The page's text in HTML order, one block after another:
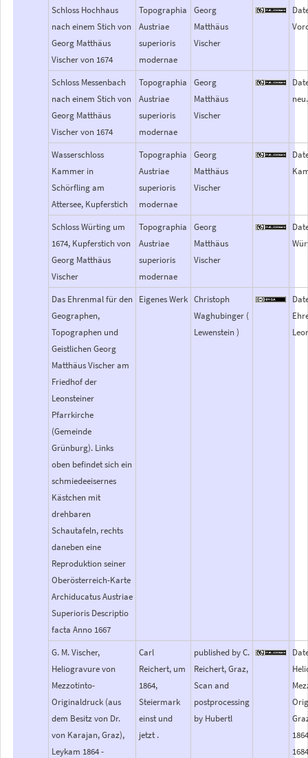
Schloss Hochhaus
nach einem Stich von
Georg Matthäus
Vischer von 1674
Topographia
Austriae
superioris
modernae
Georg
Matthäus
Vischer
Schloss Messenbach
nach einem Stich von
Georg Matthäus
Vischer von 1674
Topographia
Austriae
superioris
modernae
Georg
Matthäus
Vischer
Wasserschloss
Kammer in
Schörfling am
Attersee, Kupferstich
Topographia
Austriae
superioris
modernae
Georg
Matthäus
Vischer
Schloss Würting um
1674, Kupferstich von
Georg Matthäus
Vischer
Topographia
Austriae
superioris
modernae
Georg
Matthäus
Vischer
Das Ehrenmal für den
Geographen,
Topographen und
Geistlichen Georg
Matthäus Vischer am
Friedhof der
Leonsteiner
Pfarrkirche
(Gemeinde
Grünburg). Links
oben befindet sich ein
schmiedeeisernes
Kästchen mit
drehbaren
Schautafeln, rechts
daneben eine
Reproduktion seiner
Oberösterreich-Karte
Archiducatus Austriae
Superioris Descriptio
facta Anno 1667
Eigenes Werk Christoph
Waghubinger (
Lewenstein )
G. M. Vischer,
Heliogravure von
Mezzotinto-
Originaldruck (aus
dem Besitz von Dr.
von Karajan, Graz),
Leykam 1864 -
Carl
Reichert, um
1864,
Steiermark
einst und
jetzt .
published by C.
Reichert, Graz,
Scan and
postprocessing
by Hubertl